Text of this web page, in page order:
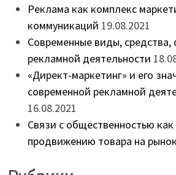
Реклама как комплекс
коммуникаций 19.08.2021
Современные виды,
рекламной деятельности
«Директ-маркетинг» и его
современной рекламной
16.08.2021
Связи с общественностью
продвижению товара на рынок